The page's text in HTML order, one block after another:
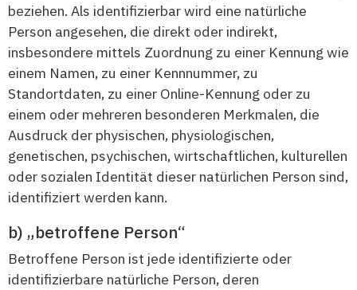
beziehen. Als identifizierbar wird eine natürliche
Person angesehen, die direkt oder indirekt,
insbesondere mittels Zuordnung zu einer Kennung wie
einem Namen, zu einer Kennnummer, zu
Standortdaten, zu einer Online-Kennung oder zu
einem oder mehreren besonderen Merkmalen, die
Ausdruck der physischen, physiologischen,
genetischen, psychischen, wirtschaftlichen, kulturellen
oder sozialen Identität dieser natürlichen Person sind,
identifiziert werden kann.
„betroffene Person“
Betroffene Person ist jede identifizierte oder
identifizierbare natürliche Person, deren